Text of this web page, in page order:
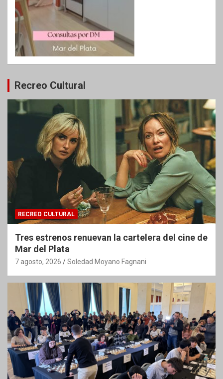
Recreo Cultural
RECREO CULTURAL
Tres estrenos renuevan la cartelera del cine de
Mar del Plata
7 agosto, 2026 Soledad Moyano Fagnani